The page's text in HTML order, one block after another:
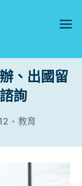
、出國留
詢
教育